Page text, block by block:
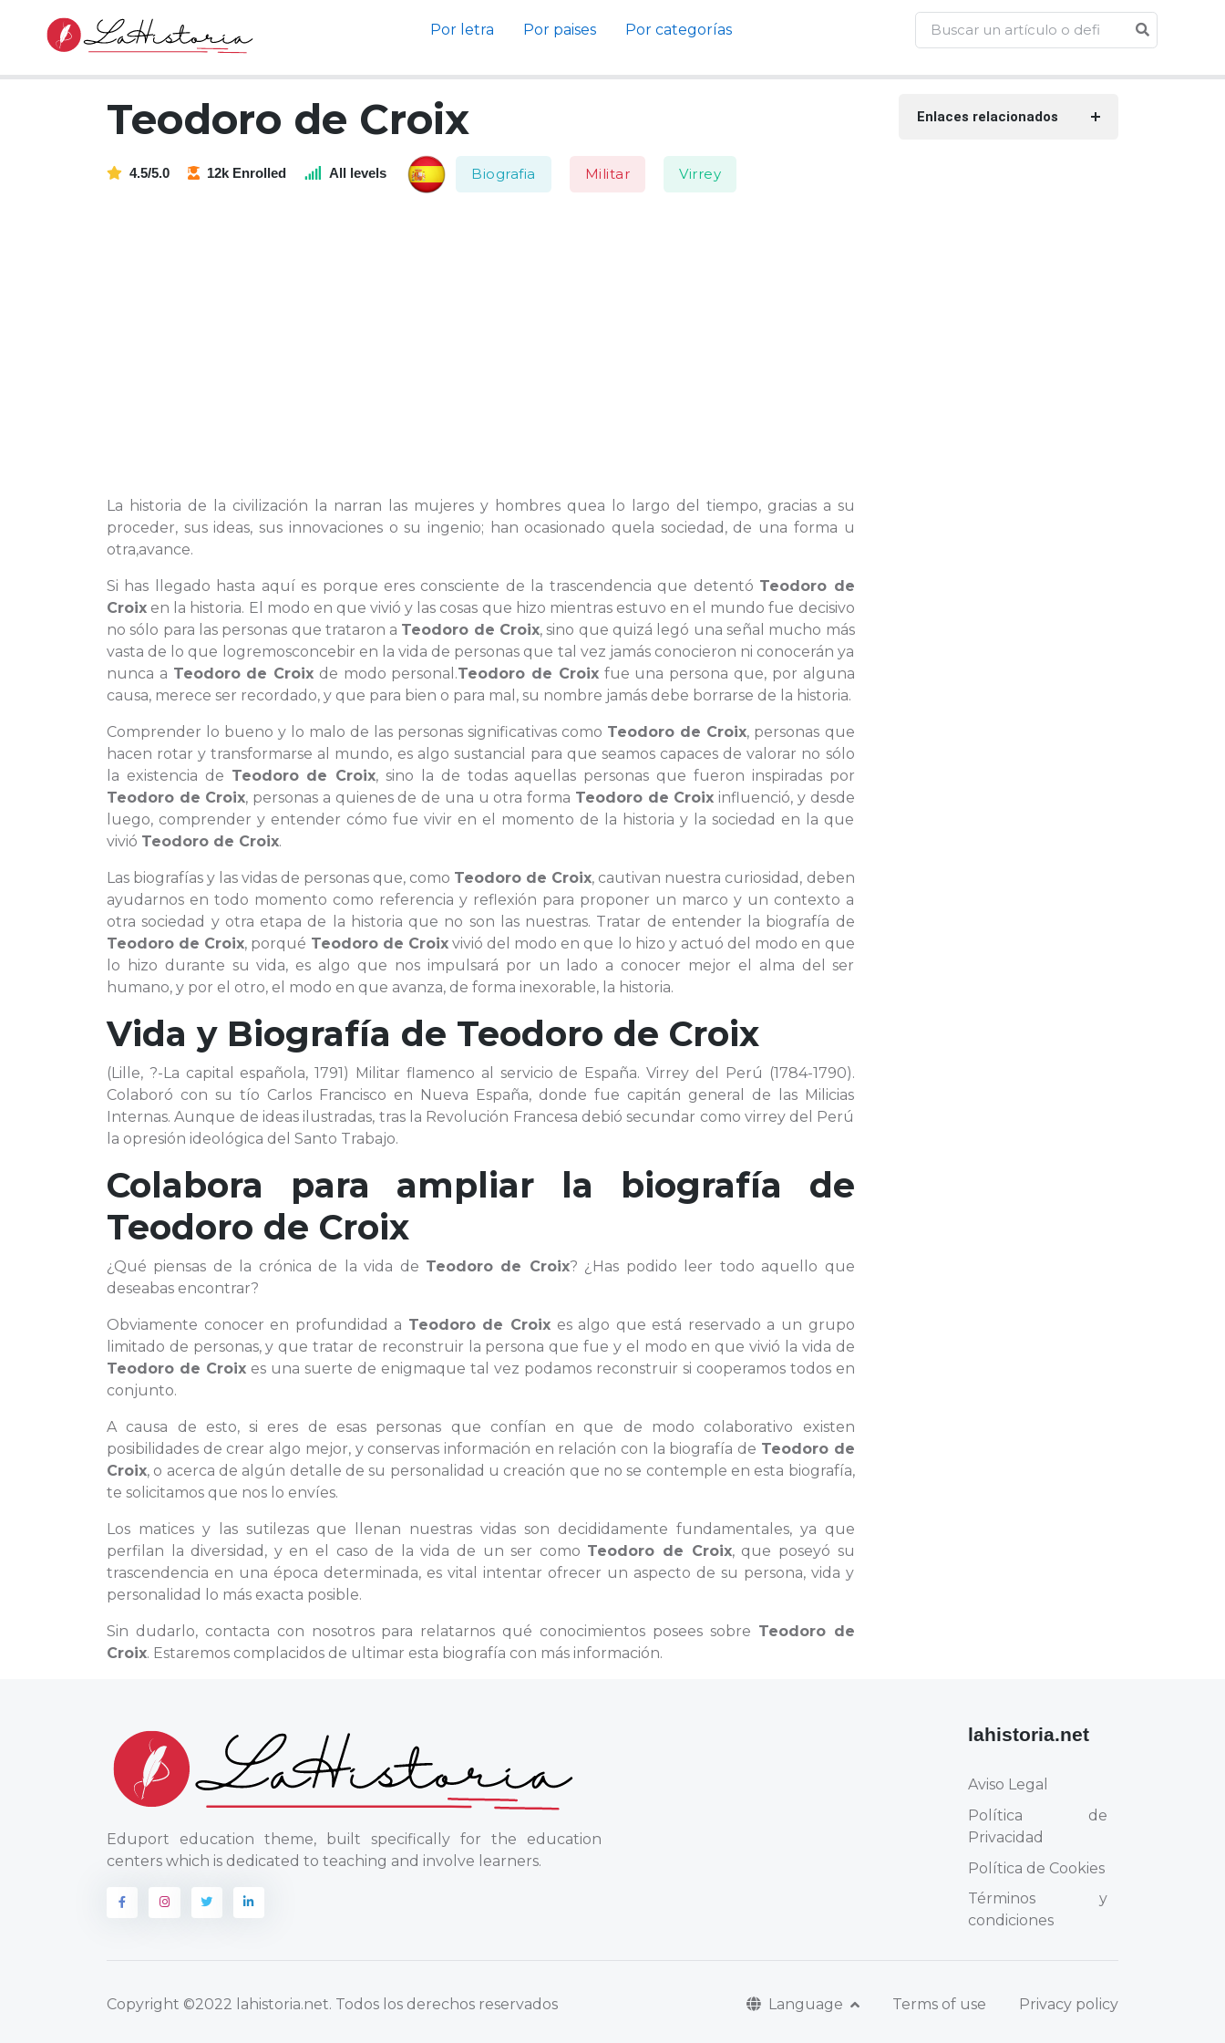
Por letra Por paises Por categorías
Teodoro de Croix
4.5/5.0 12k Enrolled All levels Biografia Militar Virrey
La historia de la civilización la narran las mujeres y hombres quea lo largo del tiempo, gracias a su
proceder, sus ideas, sus innovaciones o su ingenio; han ocasionado quela sociedad, de una forma u
otra,avance.
Si has llegado hasta aquí es porque eres consciente de la trascendencia que detentó Teodoro de
Croix en la historia. El modo en que vivió y las cosas que hizo mientras estuvo en el mundo fue decisivo
no sólo para las personas que trataron a Teodoro de Croix, sino que quizá legó una señal mucho más
vasta de lo que logremosconcebir en la vida de personas que tal vez jamás conocieron ni conocerán ya
nunca a Teodoro de Croix de modo personal.Teodoro de Croixfue una persona que, por alguna
causa, merece ser recordado, y que para bien o para mal, su nombre jamás debe borrarse de la historia.
Comprender lo bueno y lo malo de las personas significativas como Teodoro de Croix, personas que
hacen rotar y transformarse al mundo, es algo sustancial para que seamos capaces de valorar no sólo
la existencia de Teodoro de Croix, sino la de todas aquellas personas que fueron inspiradas por
Teodoro de Croix, personas a quienes de de una u otra forma Teodoro de Croix influenció, y desde
luego, comprender y entender cómo fue vivir en el momento de la historia y la sociedad en la que
vivió Teodoro de Croix.
Las biografías y las vidas de personas que, como Teodoro de Croix, cautivan nuestra curiosidad, deben
ayudarnos en todo momento como referencia y reflexión para proponer un marco y un contexto a
otra sociedad y otra etapa de la historia que no son las nuestras. Tratar de entender la biografía de
Teodoro de Croix, porqué Teodoro de Croixvivió del modo en que lo hizo y actuó del modo en que
lo hizo durante su vida, es algo que nos impulsará por un lado a conocer mejor el alma del ser
humano, y por el otro, el modo en que avanza, de forma inexorable, la historia.
Vida y Biografía de Teodoro de Croix
(Lille, ?-La capital española, 1791) Militar flamenco al servicio de España. Virrey del Perú (1784-1790).
Colaboró con su tío Carlos Francisco en Nueva España, donde fue capitán general de las Milicias
Internas. Aunque de ideas ilustradas, tras la Revolución Francesa debió secundar como virrey del Perú
la opresión ideológica del Santo Trabajo.
Colabora para ampliar la biografía de
Teodoro de Croix
¿Qué piensas de la crónica de la vida de Teodoro de Croix? ¿Has podido leer todo aquello que
deseabas encontrar?
Obviamente conocer en profundidad a Teodoro de Croixes algo que está reservado a un grupo
limitado de personas, y que tratar de reconstruir la persona que fue y el modo en que vivió la vida de
Teodoro de Croixes una suerte de enigmaque tal vez podamos reconstruir si cooperamos todos en
conjunto.
A causa de esto, si eres de esas personas que confían en que de modo colaborativo existen
posibilidades de crear algo mejor, y conservas información en relación con la biografía de Teodoro de
Croix, o acerca de algún detalle de su personalidad u creación que no se contemple en esta biografía,
te solicitamos que nos lo envíes.
Los matices y las sutilezas que llenan nuestras vidas son decididamente fundamentales, ya que
perfilan la diversidad, y en el caso de la vida de un ser como Teodoro de Croix, que poseyó su
trascendencia en una época determinada, es vital intentar ofrecer un aspecto de su persona, vida y
personalidad lo más exacta posible.
Sin dudarlo, contacta con nosotros para relatarnos qué conocimientos posees sobre Teodoro de
Croix. Estaremos complacidos de ultimar esta biografía con más información.
Enlaces relacionados
Eduport education theme, built specifically for the education
centers which is dedicated to teaching and involve learners.
lahistoria.net
Aviso Legal
Política de
Privacidad
Política de Cookies
Términos y
condiciones
Copyright ©2022 lahistoria.net. Todos los derechos reservados Language Terms of use Privacy policy